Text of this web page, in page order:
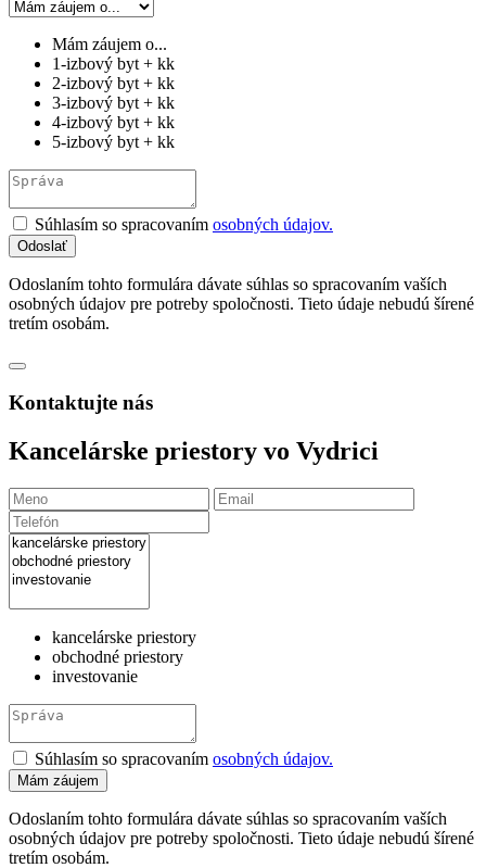
Mám záujem o...
1-izbový byt + kk
2-izbový byt + kk
3-izbový byt + kk
4-izbový byt + kk
5-izbový byt + kk
Súhlasím so spracovaním osobných údajov.
Odoslaním tohto formulára dávate súhlas so spracovaním vaších
osobných údajov pre potreby spoločnosti. Tieto údaje nebudú šírené
tretím osobám.
Kontaktujte nás
Kancelárske priestory vo Vydrici
kancelárske priestory
obchodné priestory
investovanie
Súhlasím so spracovaním osobných údajov.
Odoslaním tohto formulára dávate súhlas so spracovaním vaších
osobných údajov pre potreby spoločnosti. Tieto údaje nebudú šírené
tretím osobám.